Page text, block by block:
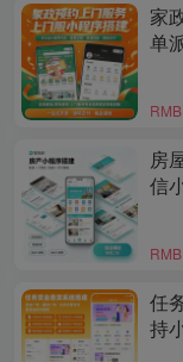
家
单
RMB
房
信
RMB
任
持